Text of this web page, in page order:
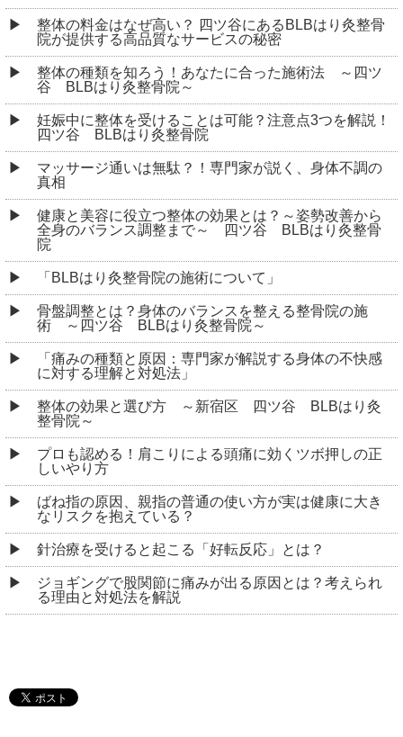
整体の料金はなぜ高い？ 四ツ谷にあるBLBはり灸整骨
院が提供する高品質なサービスの秘密
整体の種類を知ろう！あなたに合った施術法 ～四ツ
谷 BLBはり灸整骨院～
妊娠中に整体を受けることは可能？注意点3つを解説！
四ツ谷 BLBはり灸整骨院
マッサージ通いは無駄？！専門家が説く、身体不調の
真相
健康と美容に役立つ整体の効果とは？～姿勢改善から
全身のバランス調整まで～ 四ツ谷 BLBはり灸整骨
院
「BLBはり灸整骨院の施術について」
骨盤調整とは？身体のバランスを整える整骨院の施
術 ～四ツ谷 BLBはり灸整骨院～
「痛みの種類と原因：専門家が解説する身体の不快感
に対する理解と対処法」
整体の効果と選び方 ～新宿区 四ツ谷 BLBはり灸
整骨院～
プロも認める！肩こりによる頭痛に効くツボ押しの正
しいやり方
ばね指の原因、親指の普通の使い方が実は健康に大き
なリスクを抱えている？
針治療を受けると起こる「好転反応」とは？
ジョギングで股関節に痛みが出る原因とは？考えられ
る理由と対処法を解説